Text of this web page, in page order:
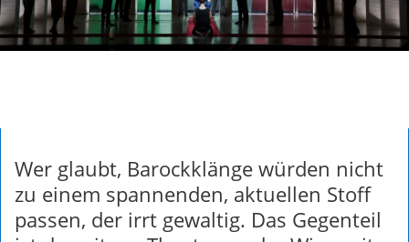
Wer glaubt, Barockklänge würden nicht
zu einem spannenden, aktuellen Stoff
passen, der irrt gewaltig. Das Gegenteil